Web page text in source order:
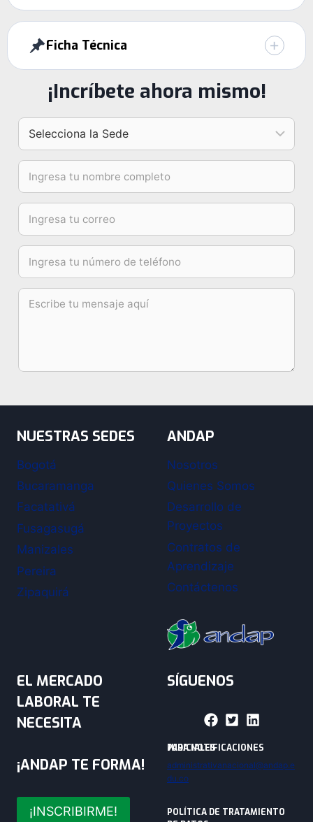
Ficha Técnica
¡Incríbete ahora mismo!
NUESTRAS SEDES
Bogotá
Bucaramanga
Facatativá
Fusagasugá
Manizales
Pereira
Zipaquirá
ANDAP
Nosotros
Quienes Somos
Desarrollo de
Proyectos
Contratos de
Aprendizaje
Contáctenos
EL MERCADO
LABORAL TE
NECESITA
¡ANDAP TE FORMA!
¡INSCRIBIRME!
SÍGUENOS
PARA NOTIFICACIONES JUDICIALES
administrativanacional@andap.e
du.co
POLÍTICA DE TRATAMIENTO